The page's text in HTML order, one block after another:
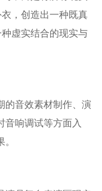
衣，创造出一种既真
种虚实结合的现实与
音效素材制作、演
音响调试等方面入